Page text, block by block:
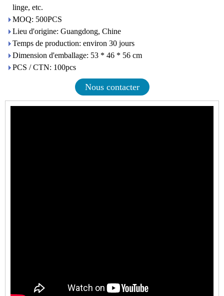
linge, etc.
MOQ: 500PCS
Lieu d'origine: Guangdong, Chine
Temps de production: environ 30 jours
Dimension d'emballage: 53 * 46 * 56 cm
PCS / CTN: 100pcs
Nous contacter